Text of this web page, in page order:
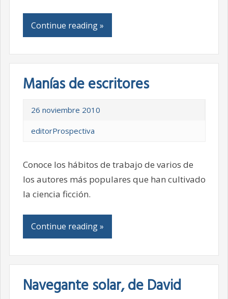
Continue reading »
Manías de escritores
26 noviembre 2010
editorProspectiva
Conoce los hábitos de trabajo de varios de
los autores más populares que han cultivado
la ciencia ficción.
Continue reading »
Navegante solar, de David